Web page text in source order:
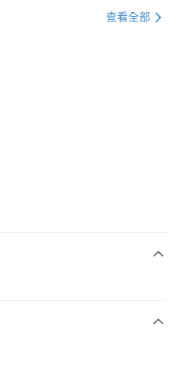
成立後會自動跳轉到大哥付的交易
依後續交易確認頁面所載為準。
或遇審核未通過，訂單將自動取
未達大哥付你分期系統評分，恕無
款」的支付方式。 讓您購物簡單
需儲值。
。
查看全部